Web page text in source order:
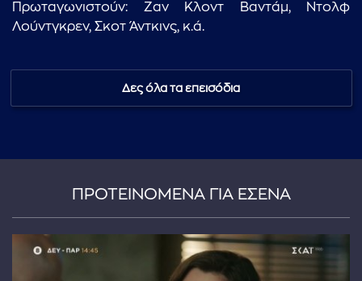
Πρωταγωνιστούν: Ζαν Κλοντ Βαντάμ, Ντολφ
Λούντγκρεν, Σκοτ Άντκινς, κ.ά.
Δες όλα τα επεισόδια
ΠΡΟΤΕΙΝΟΜΕΝΑ ΓΙΑ ΕΣΕΝΑ